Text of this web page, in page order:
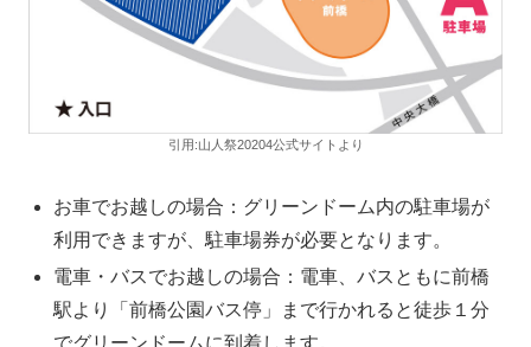
引用:山人祭20204公式サイトより
お車でお越しの場合：グリーンドーム内の駐車場が
利用できますが、駐車場券が必要となります。
電車・バスでお越しの場合：電車、バスともに前橋
駅より「前橋公園バス停」まで行かれると徒歩１分